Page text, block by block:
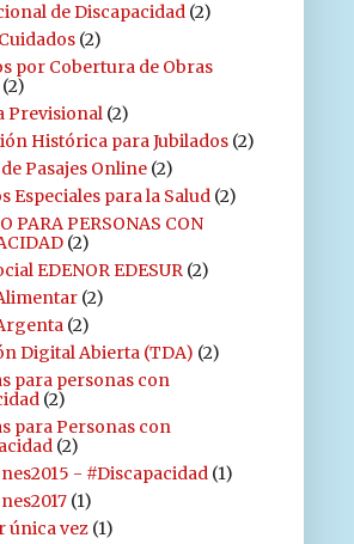
de Discapacidad (2)
(2)
por Cobertura de Obras
(2)
Previsional (2)
Histórica para Jubilados (2)
Pasajes Online (2)
Especiales para la Salud (2)
PARA PERSONAS CON
(2)
EDENOR EDESUR (2)
(2)
(2)
Digital Abierta (TDA) (2)
para personas con
(2)
para Personas con
(2)
- #Discapacidad (1)
(1)
única vez (1)